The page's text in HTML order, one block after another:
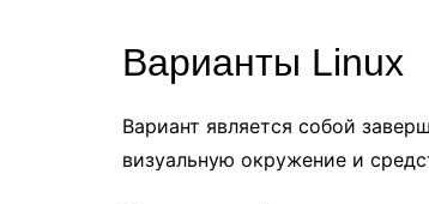
Варианты Linux
Вариант является собой
визуальную окружение и